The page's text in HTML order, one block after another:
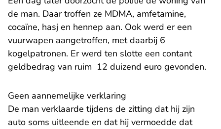
de man. Daar troffen ze MDMA, amfetamine,
cocaïne, hasj en hennep aan. Ook werd er een
vuurwapen aangetroffen, met daarbij 6
kogelpatronen. Er werd ten slotte een contant
geldbedrag van ruim 12 duizend euro gevonden.
Geen aannemelijke verklaring
De man verklaarde tijdens de zitting dat hij zijn
auto soms uitleende en dat hij vermoedde dat